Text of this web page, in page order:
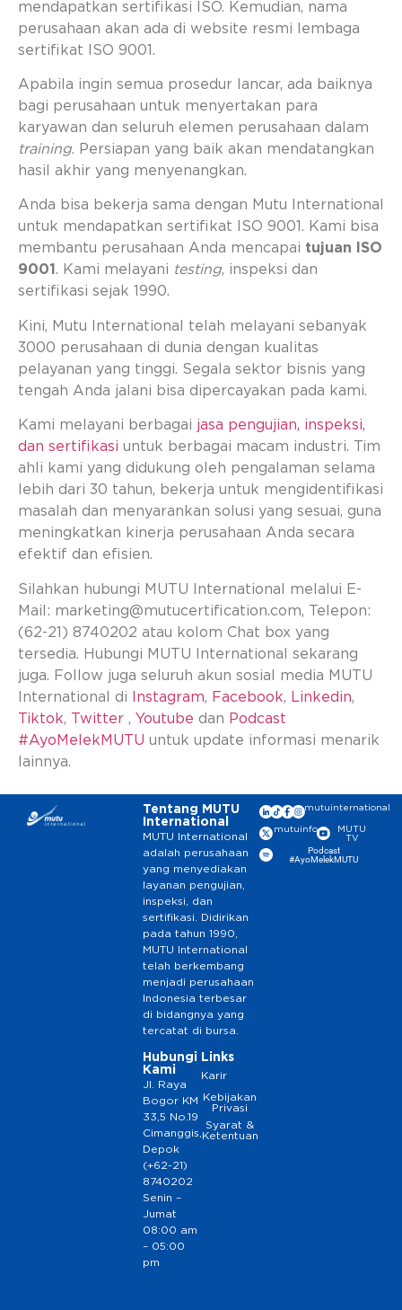
mendapatkan sertifikasi ISO. Kemudian, nama
perusahaan akan ada di website resmi lembaga
sertifikat ISO 9001.
Apabila ingin semua prosedur lancar, ada baiknya
bagi perusahaan untuk menyertakan para
karyawan dan seluruh elemen perusahaan dalam
training. Persiapan yang baik akan mendatangkan
hasil akhir yang menyenangkan.
Anda bisa bekerja sama dengan Mutu International
untuk mendapatkan sertifikat ISO 9001. Kami bisa
membantu perusahaan Anda mencapai tujuan ISO
9001 . Kami melayani testing, inspeksi dan
sertifikasi sejak 1990.
Kini, Mutu International telah melayani sebanyak
3000 perusahaan di dunia dengan kualitas
pelayanan yang tinggi. Segala sektor bisnis yang
tengah Anda jalani bisa dipercayakan pada kami.
Kami melayani berbagai jasa pengujian, inspeksi,
dan sertifikasi untuk berbagai macam industri. Tim
ahli kami yang didukung oleh pengalaman selama
lebih dari 30 tahun, bekerja untuk mengidentifikasi
masalah dan menyarankan solusi yang sesuai, guna
meningkatkan kinerja perusahaan Anda secara
efektif dan efisien.
Silahkan hubungi MUTU International melalui E-
Mail: marketing@mutucertification.com, Telepon:
(62-21) 8740202 atau kolom Chat box yang
tersedia. Hubungi MUTU International sekarang
juga. Follow juga seluruh akun sosial media MUTU
International di
Instagram, Facebook, Linkedin,
Tiktok, Twitter , Youtube dan Podcast
#AyoMelekMUTU untuk update informasi menarik
lainnya.
Tentang MUTU
International
MUTU International
adalah perusahaan
yang menyediakan
layanan pengujian,
inspeksi, dan
sertifikasi. Didirikan
pada tahun 1990,
MUTU International
telah berkembang
menjadi perusahaan
Indonesia terbesar
di bidangnya yang
tercatat di bursa.
Hubungi
Kami
Jl. Raya
Bogor KM
33,5 No.19
Cimanggis,
Depok
(+62-21)
8740202
Senin –
Jumat
08:00 am
– 05:00
pm
Links
Karir
Kebijakan
Privasi
Syarat &
Ketentuan
mutuinternational
mutuinfo
MUTU
TV
Podcast
#AyoMelekMUTU